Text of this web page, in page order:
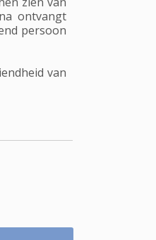
ontvangt
persoon
van